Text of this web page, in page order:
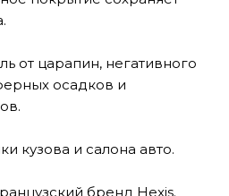
от царапин, негативного
осадков и
кузова и салона авто.
бренд Hexis.